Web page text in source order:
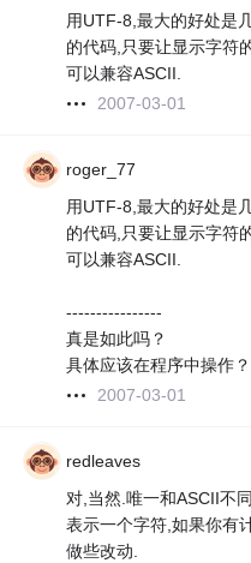
用UTF-8,最大的好处是
的代码,只要让显示字符
可以兼容ASCII.
2007-03-01
roger_77
用UTF-8,最大的好处是
的代码,只要让显示字符
可以兼容ASCII.
----------------
真是如此吗？
具体应该在程序中操作？
2007-03-01
redleaves
对,当然.唯一和ASCII不
表示一个字符,如果你有
做些改动.